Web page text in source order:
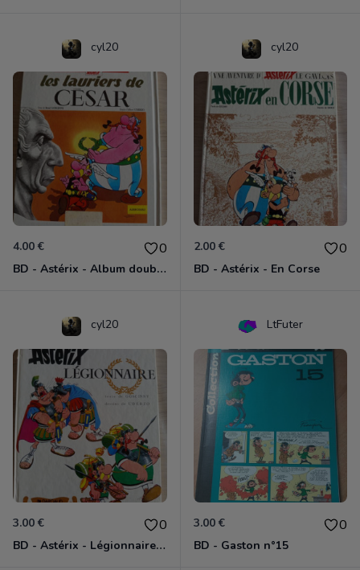
cyl20
4.00 € 0
BD - Astérix - Album double
cyl20
2.00 € 0
BD - Astérix - En Corse
cyl20
3.00 € 0
BD - Astérix - Légionnaire - Tome 10
LtFuter
3.00 € 0
BD - Gaston n°15